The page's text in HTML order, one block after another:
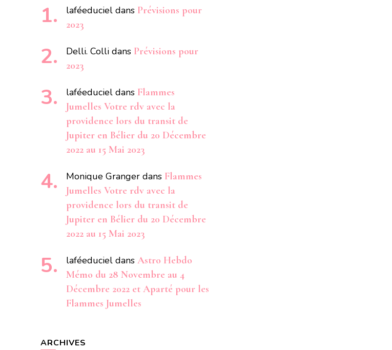
laféeduciel dans Prévisions pour
2023
Delli. Colli dans Prévisions pour
2023
laféeduciel dans Flammes
Jumelles Votre rdv avec la
providence lors du transit de
Jupiter en Bélier du 20 Décembre
2022 au 15 Mai 2023
Monique Granger dans Flammes
Jumelles Votre rdv avec la
providence lors du transit de
Jupiter en Bélier du 20 Décembre
2022 au 15 Mai 2023
laféeduciel dans Astro Hebdo
Mémo du 28 Novembre au 4
Décembre 2022 et Aparté pour les
Flammes Jumelles
ARCHIVES